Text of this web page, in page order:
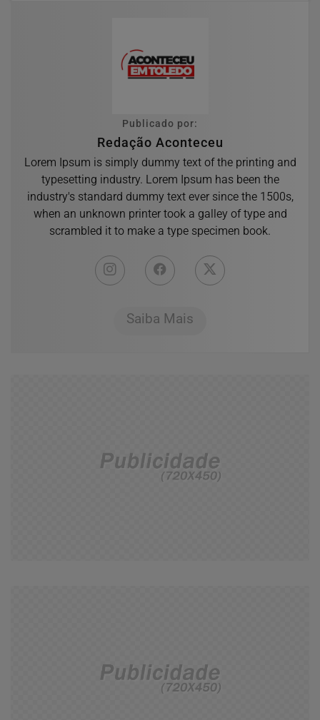
Publicado por:
Redação Aconteceu
Lorem Ipsum is simply dummy text of the printing and
typesetting industry. Lorem Ipsum has been the
industry's standard dummy text ever since the 1500s,
when an unknown printer took a galley of type and
scrambled it to make a type specimen book.
Saiba Mais